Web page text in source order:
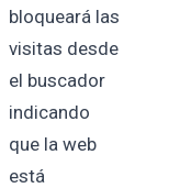
bloqueará las
visitas desde
el buscador
indicando
que la web
está